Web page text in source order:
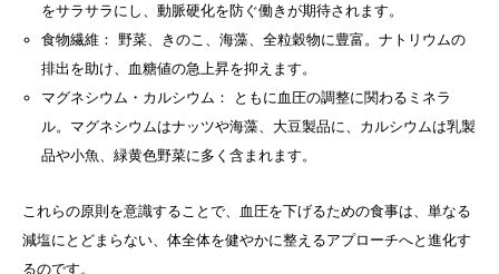
をサラサラにし、動脈硬化を防ぐ働きが期待されます。
食物繊維： 野菜、きのこ、海藻、全粒穀物に豊富。ナトリウムの
排出を助け、血糖値の急上昇を抑えます。
マグネシウム・カルシウム： ともに血圧の調整に関わるミネラ
ル。マグネシウムはナッツや海藻、大豆製品に、カルシウムは乳製
品や小魚、緑黄色野菜に多く含まれます。
これらの原則を意識することで、血圧を下げるための食事は、単なる
減塩にとどまらない、体全体を健やかに整えるアプローチへと進化す
るのです。